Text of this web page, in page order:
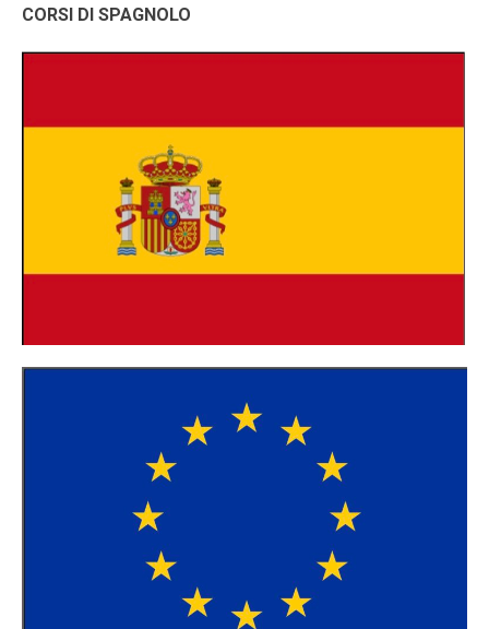
CORSI DI SPAGNOLO